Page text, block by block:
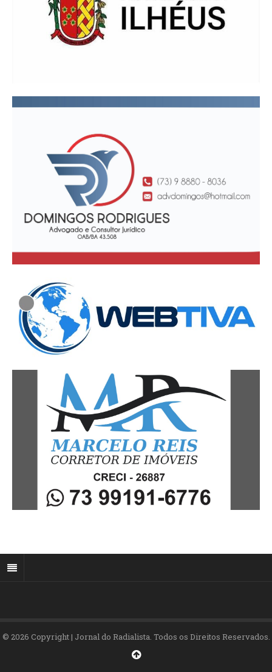
© 2026 Copyright | Jornal do Radialista. Todos os Direitos Reservados.